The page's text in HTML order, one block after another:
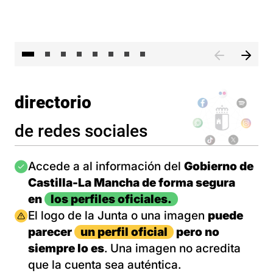
directorio
de redes sociales
Imagen
Accede a al información del Gobierno de
Castilla-La Mancha de forma segura
en
los perfiles oficiales.
Imagen
El logo de la Junta o una imagen puede
parecer
un perfil oficial
pero no
siempre lo es. Una imagen no acredita
que la cuenta sea auténtica.